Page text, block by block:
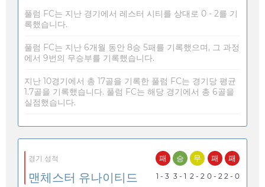
풀럼 FC는 지난 경기에서 레스터 시티를 상대로 0 - 2를 기
록했습니다.
풀럼 FC는 지난 6개월 동안 8승 5패를 기록했으며, 그 과정
에서 9번의 무승부를 기록했습니다.
지난 10경기에서 총 17골을 기록한 풀럼 FC는 경기당 평균
1.7골을 기록했습니다. 풀럼 FC는 해당 경기에서 총 6골을
실점했습니다.
경기 성적
맨체스터 유나이티드
패
1 - 3
승
3 - 1
무
2 - 2
패
0 - 2
패
2 - 0